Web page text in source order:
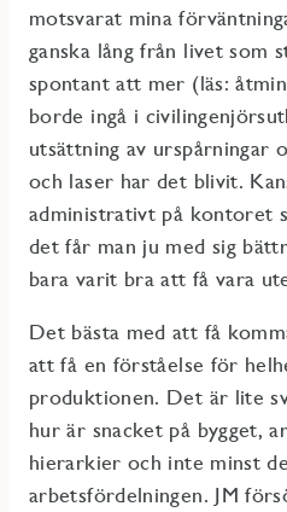
motsvarat mina
ganska lång från livet som
spontant att mer (läs:
borde ingå i
utsättning av urspårningar
och laser har det blivit.
administrativt på kontoret
det får man ju med sig
bara varit bra att få vara
Det bästa med att få
att få en förståelse för
produktionen. Det är lite
hur är snacket på bygget,
hierarkier och inte minst
arbetsfördelningen. JM